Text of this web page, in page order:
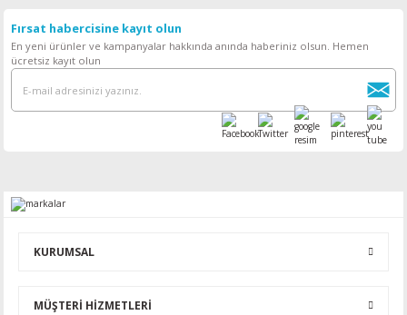
Fırsat habercisine kayıt olun
En yeni ürünler ve kampanyalar hakkında anında haberiniz olsun. Hemen
ücretsiz kayıt olun
KURUMSAL
MÜŞTERİ HİZMETLERİ